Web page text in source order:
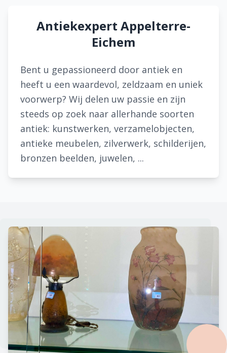
Antiekexpert Appelterre-
Eichem
Bent u gepassioneerd door antiek en
heeft u een waardevol, zeldzaam en uniek
voorwerp? Wij delen uw passie en zijn
steeds op zoek naar allerhande soorten
antiek: kunstwerken, verzamelobjecten,
antieke meubelen, zilverwerk, schilderijen,
bronzen beelden, juwelen, ...